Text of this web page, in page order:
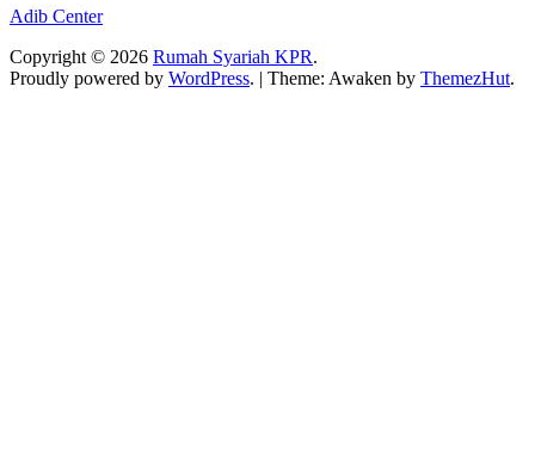
Adib Center
Copyright © 2026 Rumah Syariah KPR.
Proudly powered by WordPress. | Theme: Awaken by ThemezHut.